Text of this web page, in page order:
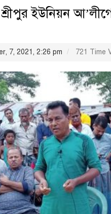
শ্রীপুর ইউনিয়ন
7, 2021, 2:26 pm 721 Time